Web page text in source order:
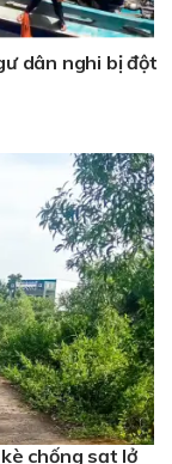
dân nghi bị đột
chống sạt lở